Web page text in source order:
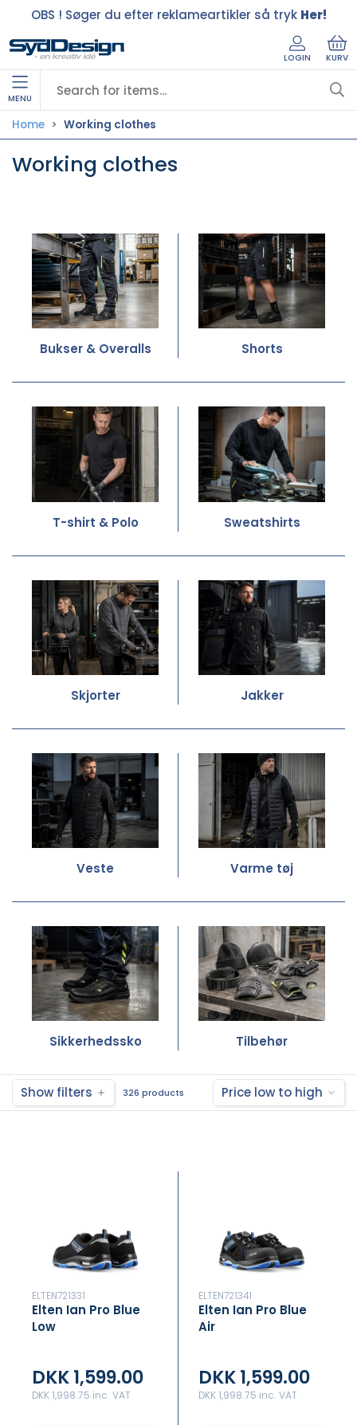
OBS ! Søger du efter reklameartikler så tryk Her!
LOGIN KURV
MENU
Home Working clothes
Working clothes
Bukser & Overalls Shorts
T-shirt & Polo Sweatshirts
Skjorter Jakker
Veste Varme tøj
Sikkerhedssko Tilbehør
Show filters 326 products Price low to high
ELTEN721331
Elten Ian Pro Blue
Low
DKK 1,599.00
DKK 1,998.75 inc. VAT
ELTEN721341
Elten Ian Pro Blue
Air
DKK 1,599.00
DKK 1,998.75 inc. VAT